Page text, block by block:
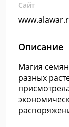
Сайт
Описание
Магия
разных